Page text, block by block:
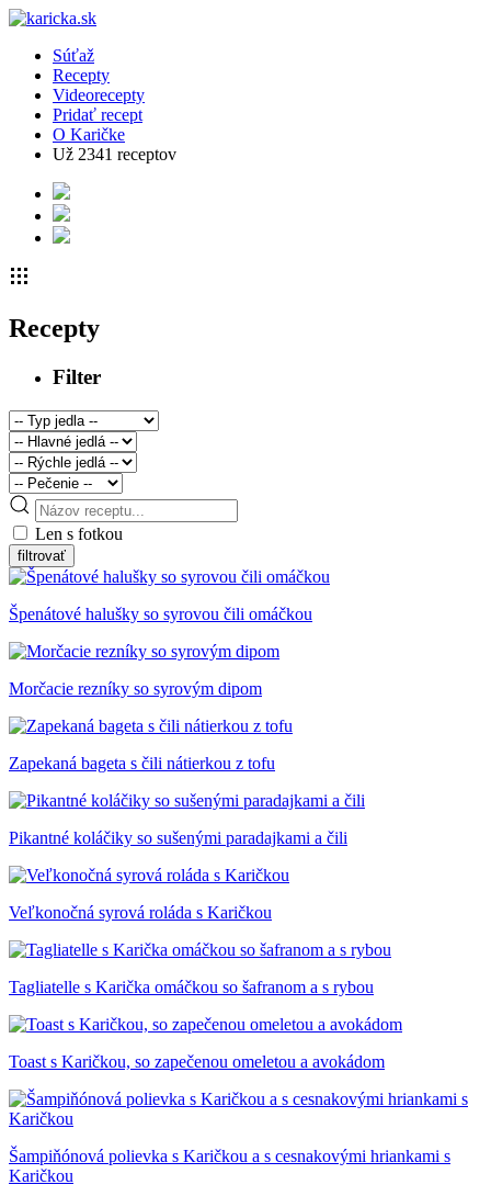
Súťaž
Recepty
Videorecepty
Pridať recept
O Karičke
Už 2341 receptov
Recepty
Filter
Len s fotkou
Špenátové halušky so syrovou čili omáčkou
Morčacie rezníky so syrovým dipom
Zapekaná bageta s čili nátierkou z tofu
Pikantné koláčiky so sušenými paradajkami a čili
Veľkonočná syrová roláda s Karičkou
Tagliatelle s Karička omáčkou so šafranom a s rybou
Toast s Karičkou, so zapečenou omeletou a avokádom
Šampiňónová polievka s Karičkou a s cesnakovými hriankami s
Karičkou